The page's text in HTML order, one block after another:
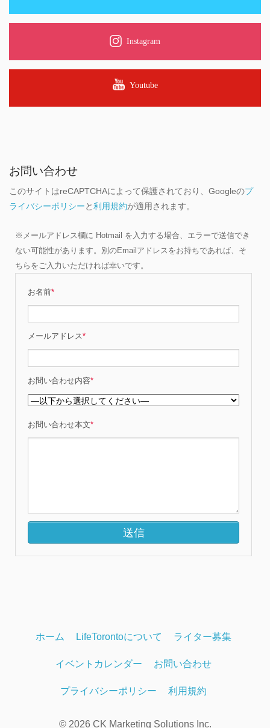
Instagram
Youtube
お問い合わせ
このサイトはreCAPTCHAによって保護されており、Googleのプ
ライバシーポリシーと利用規約が適用されます。
※メールアドレス欄に Hotmail を入力する場合、エラーで送信でき
ない可能性があります。別のEmailアドレスをお持ちであれば、そ
ちらをご入力いただければ幸いです。
お名前*
メールアドレス*
お問い合わせ内容*
お問い合わせ本文*
ホーム LifeTorontoについて ライター募集
イベントカレンダー お問い合わせ
プライバシーポリシー 利用規約
© 2026 CK Marketing Solutions Inc.